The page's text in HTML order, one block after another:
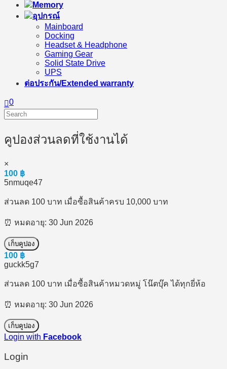
Memory
อุปกรณ์
Mainboard
Docking
Headset & Headphone
Gaming Gear
Solid State Drive
UPS
ต่อประกัน/Extended warranty
0
คูปองส่วนลดที่ใช้งานได้
×
100 ฿
5nmuqe47
ส่วนลด 100 บาท เมื่อซื้อสินค้าครบ 10,000 บาท
⏰ หมดอายุ: 30 Jun 2026
เก็บคูปอง
100 ฿
guckk5g7
ส่วนลด 100 บาท เมื่อซื้อสินค้าหมวดหมู่ โน๊ตบุ๊ค ได้ทุกยี่ห้อ
⏰ หมดอายุ: 30 Jun 2026
เก็บคูปอง
Login with Facebook
Login